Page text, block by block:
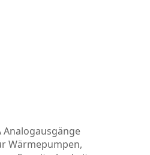
Analogausgänge
Wärmepumpen,